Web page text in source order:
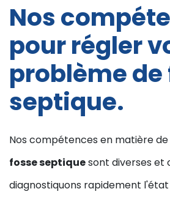
Nos
pour régler
problème de
septique.
Nos compétences en matière de
fosse septiquesont diverses et
diagnostiquons rapidement